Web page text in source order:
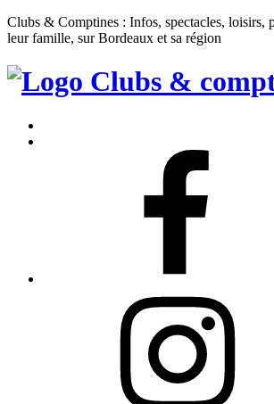
Clubs & Comptines : Infos, spectacles, loisirs,
leur famille, sur Bordeaux et sa région
Clubs
Comptines